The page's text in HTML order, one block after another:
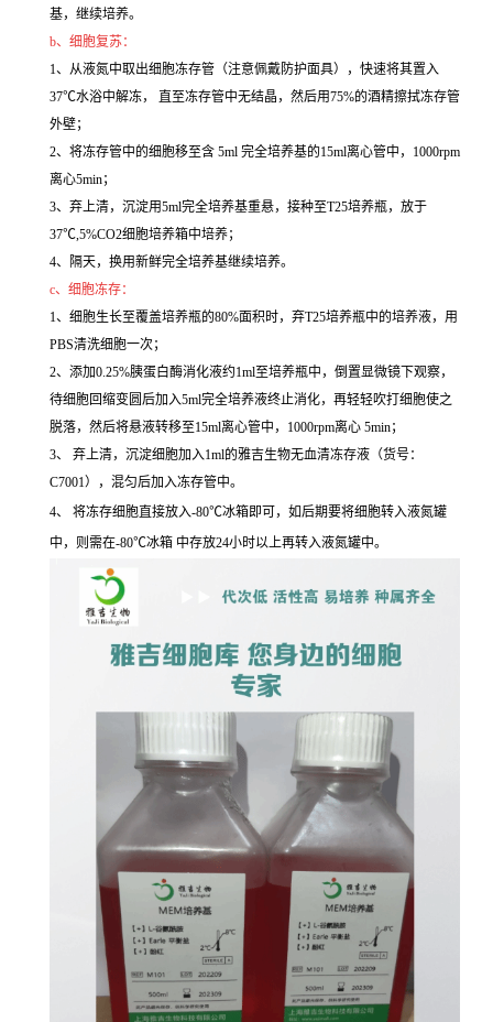
基，继续培养。
b、细胞复苏：
1、从液氮中取出细胞冻存管（注意佩戴防护面具），快速将其置入
37℃水浴中解冻， 直至冻存管中无结晶，然后用75%的酒精擦拭冻存管
外壁；
2、将冻存管中的细胞移至含 5ml 完全培养基的15ml离心管中，1000rpm
离心5min；
3、弃上清，沉淀用5ml完全培养基重悬，接种至T25培养瓶，放于
37℃,5%CO2细胞培养箱中培养；
4、隔天，换用新鲜完全培养基继续培养。
c、细胞冻存：
1、细胞生长至覆盖培养瓶的80%面积时，弃T25培养瓶中的培养液，用
PBS清洗细胞一次；
2、添加0.25%胰蛋白酶消化液约1ml至培养瓶中，倒置显微镜下观察，
待细胞回缩变圆后加入5ml完全培养液终止消化，再轻轻吹打细胞使之
脱落，然后将悬液转移至15ml离心管中，1000rpm离心 5min；
3、 弃上清，沉淀细胞加入1ml的雅吉生物无血清冻存液（货号：
C7001），混匀后加入冻存管中。
4、 将冻存细胞直接放入-80℃冰箱即可，如后期要将细胞转入液氮罐
中，则需在-80℃冰箱 中存放24小时以上再转入液氮罐中。